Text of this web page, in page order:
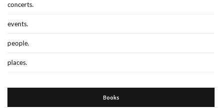
concerts.
events.
people.
places.
Books